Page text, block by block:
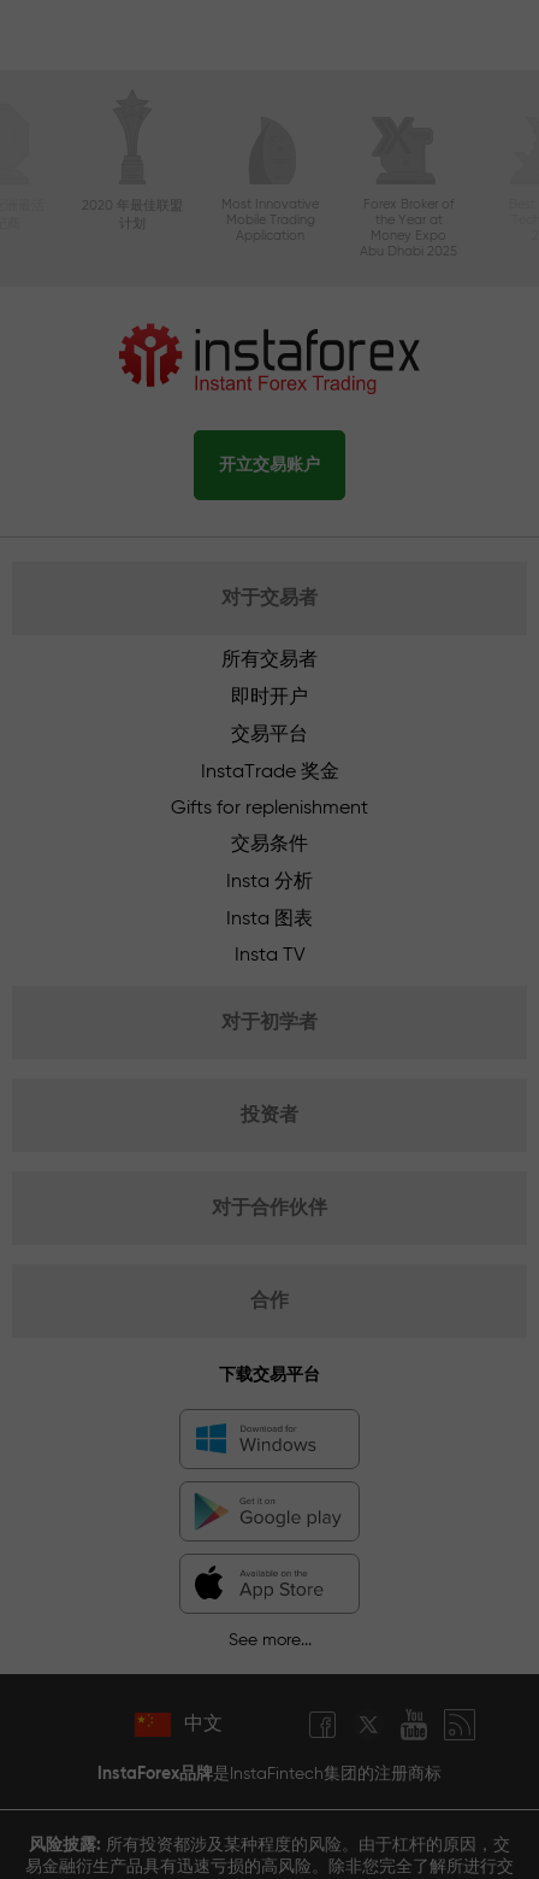
2020 年最佳联盟
Most Innovative
Mobile Trading
Application
Forex Broker of
the Year at
Money Expo
Abu Dhabi 2025
开立交易账户
对于交易者
所有交易者
即时开户
交易平台
InstaTrade 奖金
Gifts for replenishment
交易条件
Insta 分析
Insta 图表
Insta TV
对于初学者
投资者
对于合作伙伴
合作
下载交易平台
See more...
中文
InstaForex品牌是InstaFintech集团的注册商标
风险披露: 所有投资都涉及某种程度的风险。由于杠杆的原因，交
易金融衍生产品具有迅速亏损的高风险。除非您完全了解所进行交